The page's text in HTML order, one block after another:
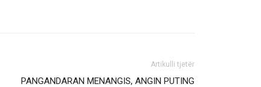
Artikulli tjetër
PANGANDARAN MENANGIS, ANGIN PUTING